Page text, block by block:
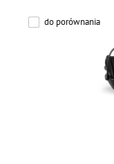
do porównania